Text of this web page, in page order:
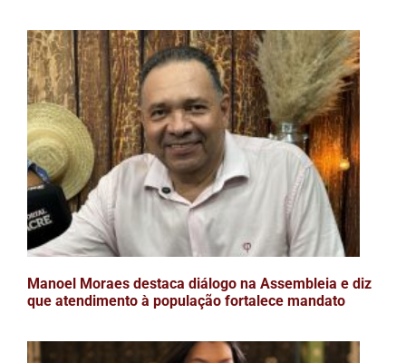
Manoel Moraes destaca diálogo na Assembleia e diz
que atendimento à população fortalece mandato